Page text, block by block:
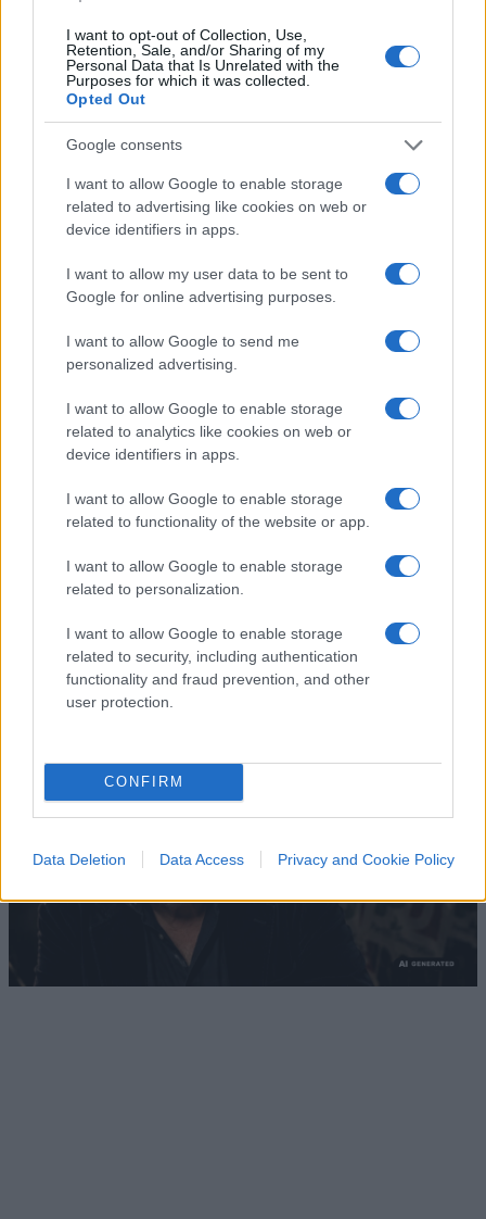
I want to opt-out of Collection, Use,
Retention, Sale, and/or Sharing of my
Personal Data that Is Unrelated with the
Purposes for which it was collected.
Opted Out
Google consents
I want to allow Google to enable storage
related to advertising like cookies on web or
device identifiers in apps.
I want to allow my user data to be sent to
Google for online advertising purposes.
I want to allow Google to send me
personalized advertising.
I want to allow Google to enable storage
related to analytics like cookies on web or
device identifiers in apps.
I want to allow Google to enable storage
related to functionality of the website or app.
I want to allow Google to enable storage
related to personalization.
I want to allow Google to enable storage
related to security, including authentication
functionality and fraud prevention, and other
user protection.
CONFIRM
Data Deletion Data Access Privacy and Cookie Policy
probabilmente, avrebbe capito anche questo.
Luigi Bisignani per Il Tempo, 8 agosto 2026
voleva. Ma Guccini era un
battitore libero
Il cantautore non era coercibile all'ottusa
militanza che è tanto gradita al potere
La Posta
8 Agosto 2026, 18:00